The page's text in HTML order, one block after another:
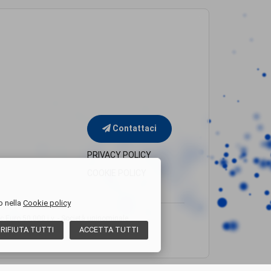
Contattaci
PRIVACY POLICY
nella Cookie policy
ACCETTA TUTTI
RIFIUTA TUTTI